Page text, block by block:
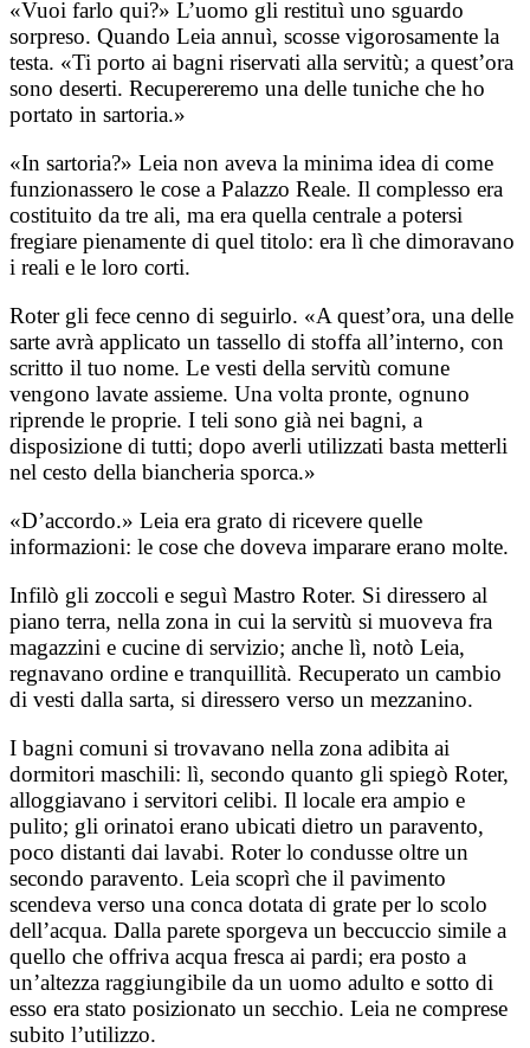
«Vuoi farlo qui?» L’uomo gli restituì uno sguardo
sorpreso. Quando Leia annuì, scosse vigorosamente la
testa. «Ti porto ai bagni riservati alla servitù; a quest’ora
sono deserti. Recupereremo una delle tuniche che ho
portato in sartoria.»
«In sartoria?» Leia non aveva la minima idea di come
funzionassero le cose a Palazzo Reale. Il complesso era
costituito da tre ali, ma era quella centrale a potersi
fregiare pienamente di quel titolo: era lì che dimoravano
i reali e le loro corti.
Roter gli fece cenno di seguirlo. «A quest’ora, una delle
sarte avrà applicato un tassello di stoffa all’interno, con
scritto il tuo nome. Le vesti della servitù comune
vengono lavate assieme. Una volta pronte, ognuno
riprende le proprie. I teli sono già nei bagni, a
disposizione di tutti; dopo averli utilizzati basta metterli
nel cesto della biancheria sporca.»
«D’accordo.» Leia era grato di ricevere quelle
informazioni: le cose che doveva imparare erano molte.
Infilò gli zoccoli e seguì Mastro Roter. Si diressero al
piano terra, nella zona in cui la servitù si muoveva fra
magazzini e cucine di servizio; anche lì, notò Leia,
regnavano ordine e tranquillità. Recuperato un cambio
di vesti dalla sarta, si diressero verso un mezzanino.
I bagni comuni si trovavano nella zona adibita ai
dormitori maschili: lì, secondo quanto gli spiegò Roter,
alloggiavano i servitori celibi. Il locale era ampio e
pulito; gli orinatoi erano ubicati dietro un paravento,
poco distanti dai lavabi. Roter lo condusse oltre un
secondo paravento. Leia scoprì che il pavimento
scendeva verso una conca dotata di grate per lo scolo
dell’acqua. Dalla parete sporgeva un beccuccio simile a
quello che offriva acqua fresca ai pardi; era posto a
un’altezza raggiungibile da un uomo adulto e sotto di
esso era stato posizionato un secchio. Leia ne comprese
subito l’utilizzo.